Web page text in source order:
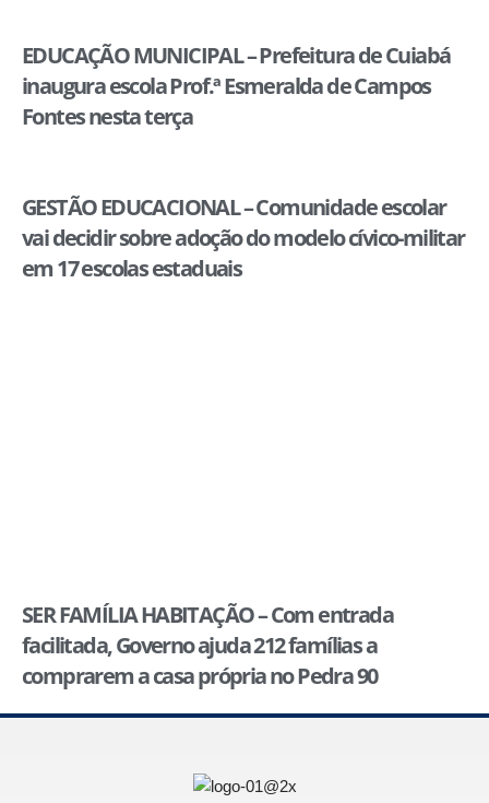
EDUCAÇÃO MUNICIPAL – Prefeitura de Cuiabá
inaugura escola Prof.ª Esmeralda de Campos
Fontes nesta terça
GESTÃO EDUCACIONAL – Comunidade escolar
vai decidir sobre adoção do modelo cívico-militar
em 17 escolas estaduais
SER FAMÍLIA HABITAÇÃO – Com entrada
facilitada, Governo ajuda 212 famílias a
comprarem a casa própria no Pedra 90